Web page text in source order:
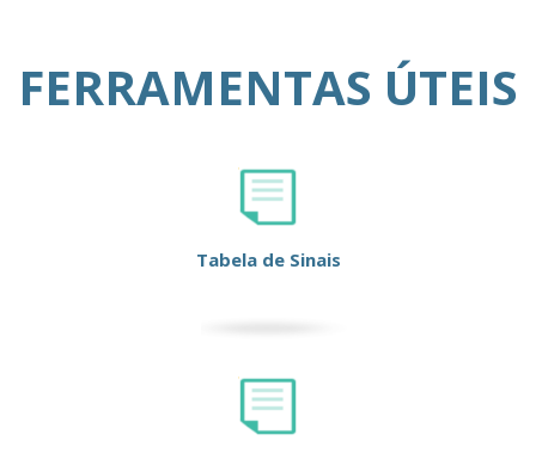
FERRAMENTAS ÚTEIS
Tabela de Sinais